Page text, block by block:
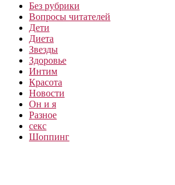
Без рубрики
Вопросы читателей
Дети
Диета
Звезды
Здоровье
Интим
Красота
Новости
Он и я
Разное
секс
Шоппинг